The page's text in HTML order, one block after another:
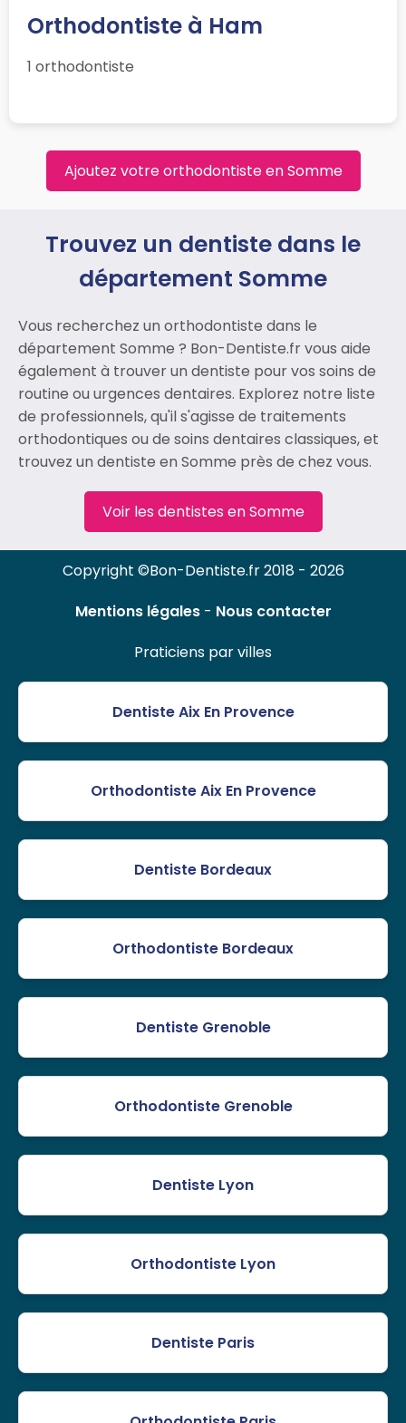
Orthodontiste à Ham
1 orthodontiste
Ajoutez votre orthodontiste en Somme
Trouvez un dentiste dans le
département Somme
Vous recherchez un orthodontiste dans le
département Somme ? Bon-Dentiste.fr vous aide
également à trouver un dentiste pour vos soins de
routine ou urgences dentaires. Explorez notre liste
de professionnels, qu'il s'agisse de traitements
orthodontiques ou de soins dentaires classiques, et
trouvez un dentiste en Somme près de chez vous.
Voir les dentistes en Somme
Copyright ©Bon-Dentiste.fr 2018 - 2026
Mentions légales- Nous contacter
Praticiens par villes
Dentiste Aix En Provence
Orthodontiste Aix En Provence
Dentiste Bordeaux
Orthodontiste Bordeaux
Dentiste Grenoble
Orthodontiste Grenoble
Dentiste Lyon
Orthodontiste Lyon
Dentiste Paris